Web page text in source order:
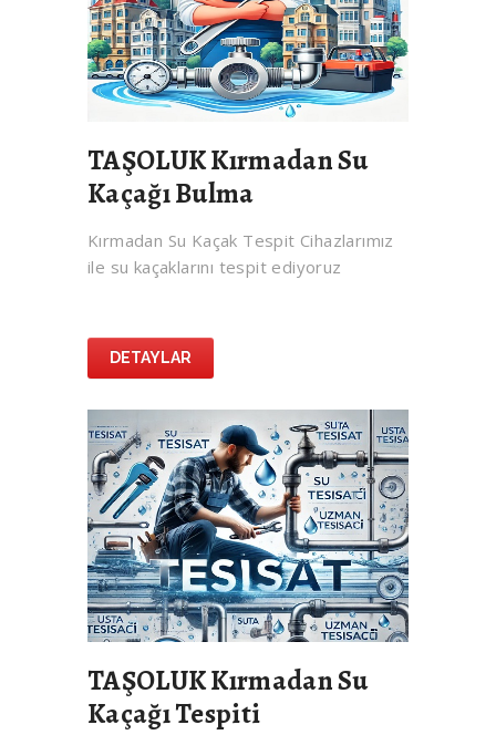
TAŞOLUK Kırmadan Su
Kaçağı Bulma
Kırmadan Su Kaçak Tespit Cihazlarımız
ile su kaçaklarını tespit ediyoruz
DETAYLAR
TAŞOLUK Kırmadan Su
Kaçağı Tespiti